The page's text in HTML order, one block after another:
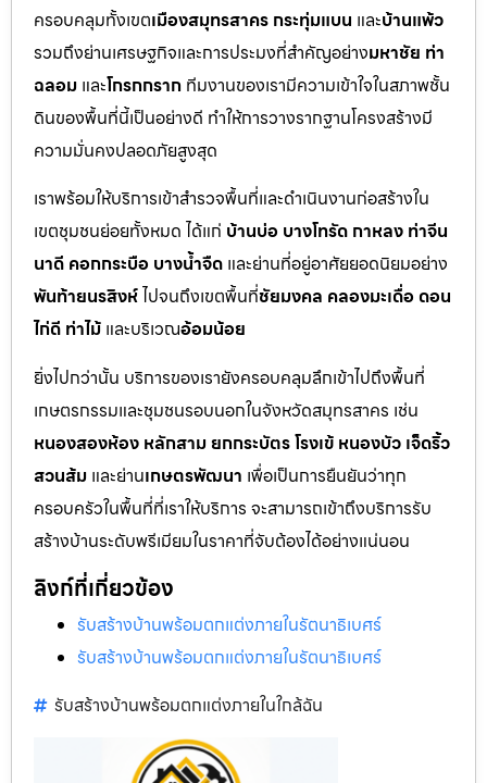
ครอบคลุมทั้งเขตเมืองสมุทรสาคร กระทุ่มแบน และบ้านแพ้ว
รวมถึงย่านเศรษฐกิจและการประมงที่สำคัญอย่างมหาชัย ท่า
ฉลอม และโกรกกราก ทีมงานของเรามีความเข้าใจในสภาพชั้น
ดินของพื้นที่นี้เป็นอย่างดี ทำให้การวางรากฐานโครงสร้างมี
ความมั่นคงปลอดภัยสูงสุด
เราพร้อมให้บริการเข้าสำรวจพื้นที่และดำเนินงานก่อสร้างใน
เขตชุมชนย่อยทั้งหมด ได้แก่ บ้านบ่อ บางโทรัด กาหลง ท่าจีน
นาดี คอกกระบือ บางน้ำจืด และย่านที่อยู่อาศัยยอดนิยมอย่าง
พันท้ายนรสิงห์ไปจนถึงเขตพื้นที่ชัยมงคล คลองมะเดื่อ ดอน
ไก่ดี ท่าไม้ และบริเวณอ้อมน้อย
ยิ่งไปกว่านั้น บริการของเรายังครอบคลุมลึกเข้าไปถึงพื้นที่
เกษตรกรรมและชุมชนรอบนอกในจังหวัดสมุทรสาคร เช่น
หนองสองห้อง หลักสาม ยกกระบัตร โรงเข้ หนองบัว เจ็ดริ้ว
สวนส้ม และย่านเกษตรพัฒนา เพื่อเป็นการยืนยันว่าทุก
ครอบครัวในพื้นที่ที่เราให้บริการ จะสามารถเข้าถึงบริการรับ
สร้างบ้านระดับพรีเมียมในราคาที่จับต้องได้อย่างแน่นอน
ลิงก์ที่เกี่ยวข้อง
รับสร้างบ้านพร้อมตกแต่งภายในรัตนาธิเบศร์
รับสร้างบ้านพร้อมตกแต่งภายในรัตนาธิเบศร์
รับสร้างบ้านพร้อมตกแต่งภายในใกล้ฉัน